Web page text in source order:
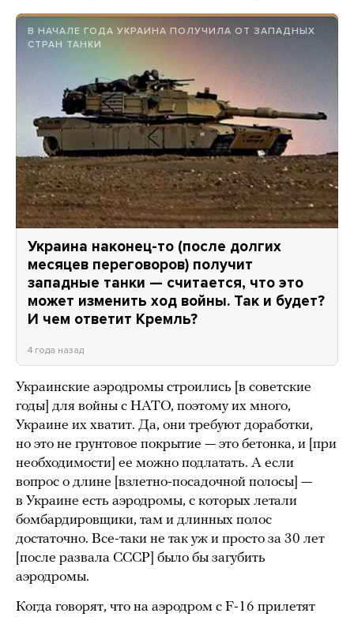
В НАЧАЛЕ ГОДА УКРАИНА ПОЛУЧИЛА ОТ ЗАПАДНЫХ
СТРАН ТАНКИ
Украина наконец-то (после долгих
месяцев переговоров) получит
западные танки — считается, что это
может изменить ход войны. Так и будет?
И чем ответит Кремль?
4 года назад
Украинские аэродромы строились [в советские
годы] для войны с НАТО, поэтому их много,
Украине их хватит. Да, они требуют доработки,
но это не грунтовое покрытие — это бетонка, и [при
необходимости] ее можно подлатать. А если
вопрос о длине [взлетно-посадочной полосы] —
в Украине есть аэродромы, с которых летали
бомбардировщики, там и длинных полос
достаточно. Все-таки не так уж и просто за 30 лет
[после развала СССР] было бы загубить
аэродромы.
Когда говорят, что на аэродром с F-16 прилетят